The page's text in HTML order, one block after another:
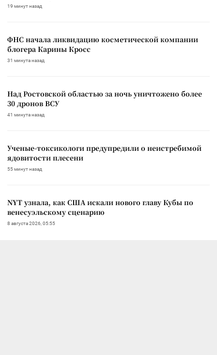
19 минут назад
ФНС начала ликвидацию косметической компании
блогера Карины Кросс
31 минута назад
Над Ростовской областью за ночь уничтожено более
30 дронов ВСУ
41 минута назад
Ученые-токсикологи предупредили о неистребимой
ядовитости плесени
55 минут назад
NYT узнала, как США искали нового главу Кубы по
венесуэльскому сценарию
8 августа 2026, 05:55